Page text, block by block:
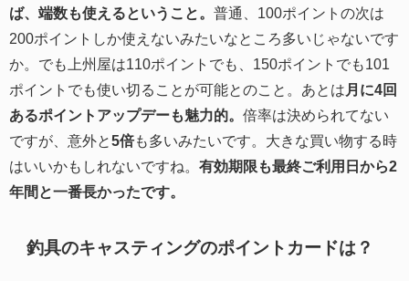
ば、端数も使えるということ。 普通、100ポイントの次は
200ポイントしか使えないみたいなところ多いじゃないです
か。でも上州屋は110ポイントでも、150ポイントでも101
ポイントでも使い切ることが可能とのこと。あとは 月に4回
あるポイントアップデーも魅力的。 倍率は決められてない
ですが、意外と5倍も多いみたいです。大きな買い物する時
はいいかもしれないですね。 有効期限も最終ご利用日から2
年間と一番長かったです。
釣具のキャスティングのポイントカードは？